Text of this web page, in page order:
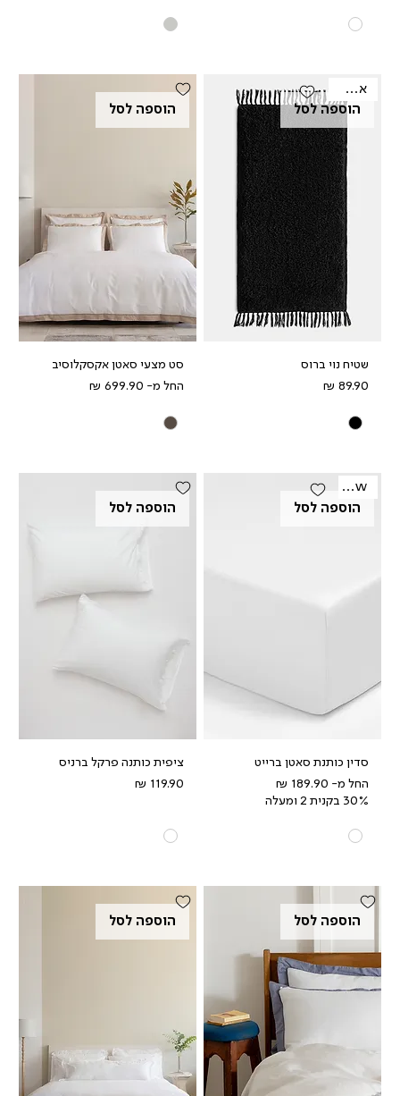
הוספה לסל
אאוטלט
שטיח נוי ברוס
מחיר
הוספה לסל
סט מצעי סאטן אקסקלוסיב
החל מ-
מחיר מבצע
הוספה לסל
New
סדין כותנת סאטן ברייט
החל מ-
מחיר מבצע
30% בקנית 2 ומעלה
הוספה לסל
ציפית כותנה פרקל ברניס
מחיר
הוספה לסל הוספה לסל